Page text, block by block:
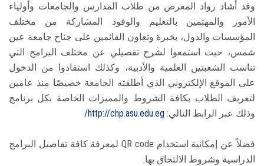
وقد أشاد رواد المعرض من طلاب المدارس والجامعات وأولياء
الأمور والمهتمين بالتعليم والوفود المشاركة من مختلف
المؤسسات والدول، بخبرة وتعاون القائمين على جناح جامعة عين
شمس، حيث استمعوا لشرح تفصيلي عن مختلف البرامج التي
تناسب الشعبتين العلمية والأدبية، وكذلك استفادوا من الدخول
على الموقع الإلكتروني الذي أطلقته الجامعة خصيصًا منذ عامين
لتعريف الطلاب بكافة الشروط والمميزات الخاصة بكل برنامج
وذلك عبر الرابط التالي: http://chp.asu.edu.eg/
فضلاً عن إمكانية استخدام QR code لمعرفة كافة تفاصيل البرامج
الدراسية وشروط الالتحاق بها.